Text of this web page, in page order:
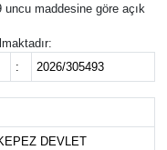
uncu maddesine göre açık
: 2026/305493
DEVLET